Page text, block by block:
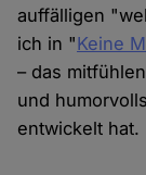
auffälligen
ich in "Keine
– das
und
entwickelt hat.